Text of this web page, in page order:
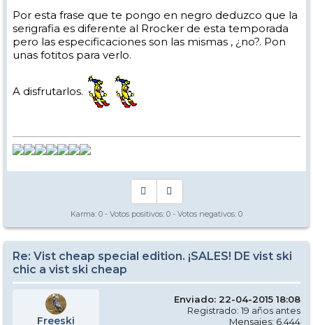
Y no puedo decir más. Hubiese preferido un acabado "liso" pero esto
es lo que hay, y es en parte lo que ha llevado a la confusión en mi
caso.
Por esta frase que te pongo en negro deduzco que la
serigrafia es diferente al Rrocker de esta temporada
pero las especificaciones son las mismas , ¿no?. Pon
unas fotitos para verlo.
A disfrutarlos.
Karma: 0 - Votos positivos: 0 - Votos negativos: 0
Re: Vist cheap special edition. ¡SALES! DE vist ski
chic a vist ski cheap
Freeski
Enviado: 22-04-2015 18:08
Registrado: 19 años antes
Mensajes: 6.444